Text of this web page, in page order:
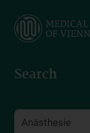
main
Search